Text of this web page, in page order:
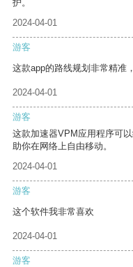
护。
2024-04-01
游客
这款app的路线规划非常精准
2024-04-01
游客
这款加速器VPM应用程序可
助你在网络上自由移动。
2024-04-01
游客
这个软件我非常喜欢
2024-04-01
游客